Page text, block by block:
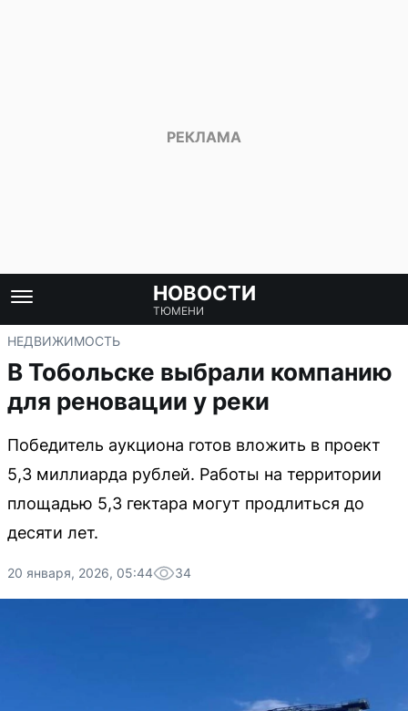
НОВОСТИ
ТЮМЕНИ
НЕДВИЖИМОСТЬ
В Тобольске выбрали компанию
для реновации у реки
Победитель аукциона готов вложить в проект
5,3 миллиарда рублей. Работы на территории
площадью 5,3 гектара могут продлиться до
десяти лет.
20 января, 2026, 05:44 34